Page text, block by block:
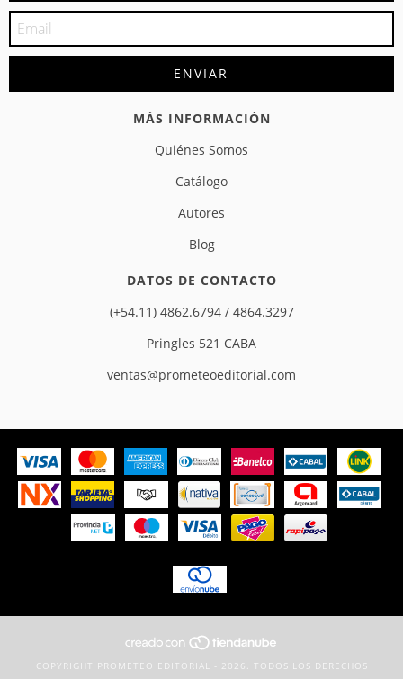
MÁS INFORMACIÓN
Quiénes Somos
Catálogo
Autores
Blog
DATOS DE CONTACTO
(+54.11) 4862.6794 / 4864.3297
Pringles 521 CABA
ventas@prometeoeditorial.com
COPYRIGHT PROMETEO EDITORIAL - 2026. TODOS LOS DERECHOS